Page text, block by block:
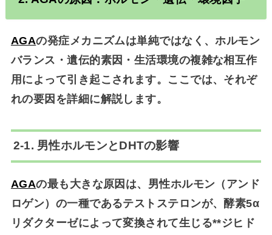
AGAの発症メカニズムは単純ではなく、ホルモン
バランス・遺伝的素因・生活環境の複雑な相互作
用 によって引き起こされます。ここでは、それぞ
れの要因を詳細に解説します。
2-1. 男性ホルモンとDHTの影響
AGAの最も大きな原因は、 男性ホルモン（アンド
ロゲン）の一種であるテストステロンが、酵素5α
リダクターゼによって変換されて生じる**ジヒド